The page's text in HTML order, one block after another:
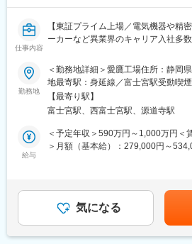
毎に担当を行っております。
■働き方：
基本的に出社ベースとなりますが、
かの頻度です。
※海外出張は長くても1週間程度
■業務の魅力：
局による査察を数多く経験できるた
とができます。さらに、テルモグル
リアを大きく発展させていくことが
の親和性が高い業務も多いため、ワ
がら働くことができるのも魅力の一
仕事内容
【東証プライム上場／電気機器や精
ーカーなど異業界のキャリア入社多
上比率7割超／テルモを支えるマザー
■採用背景
当社では、一般家庭用の体温計や血
血圧計、輸液ポンプ、さらには、専
組み合わせた製品、超音波や光によ
肺装置など、医療用電気機器（ME機
■業務内容
医療機器の「設計～設計変更」が、
に進むように、設計開発・設計変更
勤務地
＜勤務地詳細＞愛鷹工場住所：静岡
地最寄駅：身延線／富士宮駅受動喫
範囲：会社の定める事業所（リモー
【最寄り駅】
富士宮駅、西富士宮駅、源道寺駅
給与
＜予定年収＞590万円～1,000万円＜
＞月額（基本給）：279,000円～
選考を通じて上下する可能性があり
含めた表記です。
気になる